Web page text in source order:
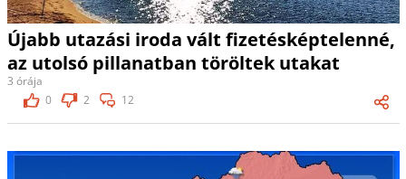
Újabb utazási iroda vált fizetésképtelenné,
az utolsó pillanatban töröltek utakat
3 órája
0
2 12